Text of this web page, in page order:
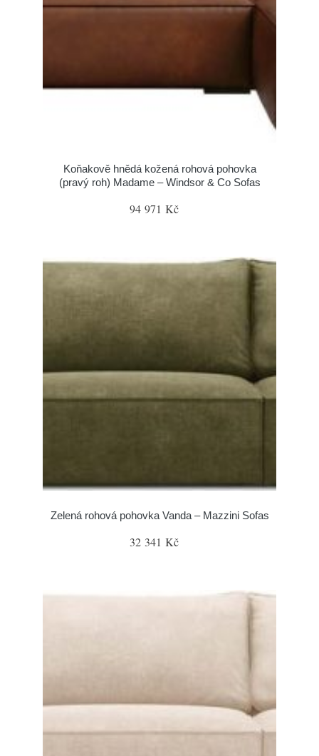
Koňakově hnědá kožená rohová pohovka
(pravý roh) Madame – Windsor & Co Sofas
94 971 Kč
Zelená rohová pohovka Vanda – Mazzini Sofas
32 341 Kč